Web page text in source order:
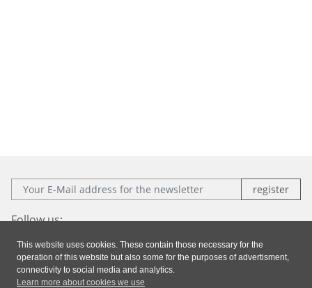
This website uses cookies. These contain those necessary for the
operation of this website but also some for the purposes of advertisment,
connectivity to social media and analytics.
Learn more about cookies we use
E-Mail:
Follow us:
Facebook
Instagram
XingLinkedIn